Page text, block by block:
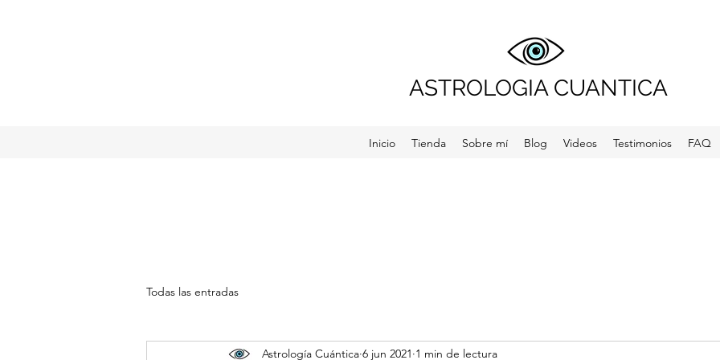
ASTROLOGIA CUANTICA
Inicio Tienda Sobre mí Blog Videos Testimonios FAQ
Todas las entradas
Astrología Cuántica 6 jun 2021 1 min de lectura